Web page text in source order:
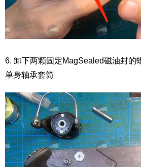
6. 卸下两颗固定MagSealed磁油封的
单身轴承套筒